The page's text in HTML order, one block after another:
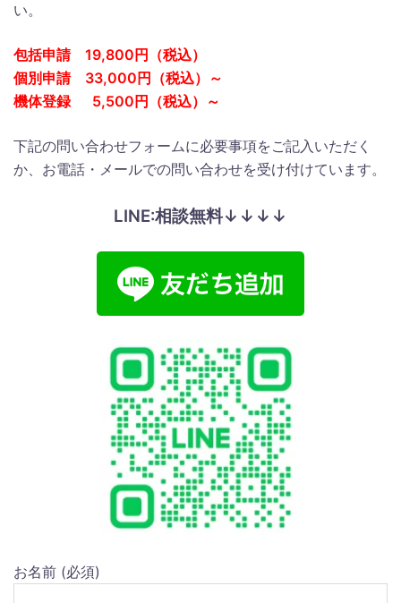
い。
包括申請 19,800円（税込）
個別申請 33,000円（税込）～
機体登録 5,500円（税込）～
下記の問い合わせフォームに必要事項をご記入いただく
か、お電話・メールでの問い合わせを受け付けています。
LINE:相談無料↓↓↓↓
お名前 (必須)